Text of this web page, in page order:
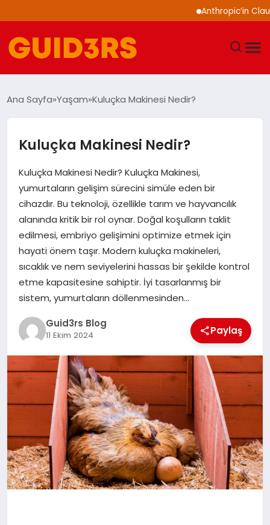
Anthropic’in Claude
YAŞAM
TEKNOLOJI
SAĞLIK
EKONOMI
MAGAZIN
Ana Sayfa Yaşam Kuluçka Makinesi Nedir?
Kuluçka Makinesi Nedir?
Kuluçka Makinesi Nedir? Kuluçka Makinesi,
yumurtaların gelişim sürecini simüle eden bir
cihazdır. Bu teknoloji, özellikle tarım ve hayvancılık
alanında kritik bir rol oynar. Doğal koşulların taklit
edilmesi, embriyo gelişimini optimize etmek için
hayati önem taşır. Modern kuluçka makineleri,
sıcaklık ve nem seviyelerini hassas bir şekilde kontrol
etme kapasitesine sahiptir. İyi tasarlanmış bir
sistem, yumurtaların döllenmesinden…
Guid3rs Blog
11 Ekim 2024 Paylaş